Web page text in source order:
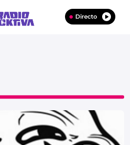
Directo